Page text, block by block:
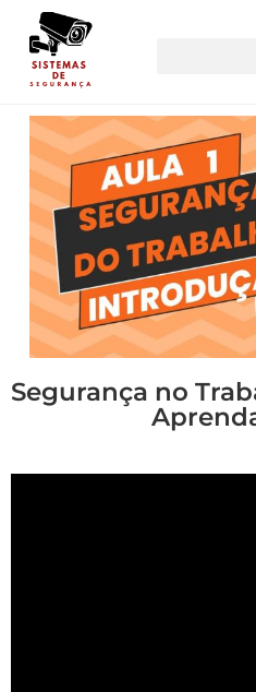
Segurança no